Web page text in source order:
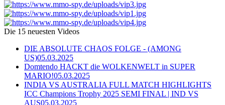
Die 15 neuesten Videos
DIE ABSOLUTE CHAOS FOLGE - (AMONG
US)05.03.2025
Domtendo HACKT die WOLKENWELT in SUPER
MARIO!05.03.2025
INDIA VS AUSTRALIA FULL MATCH HIGHLIGHTS
ICC Champions Trophy 2025 SEMI FINAL | IND VS
AUS05.03.2025